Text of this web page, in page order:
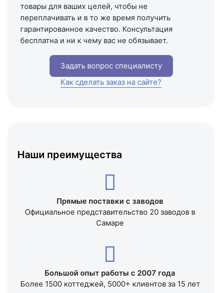
Наши преимущества
Прямые поставки с заводов
Официальное представительство 20 заводов в
Самаре
Большой опыт работы с 2007 года
Более 1500 коттеджей, 5000+ клиентов за 15 лет
товары для ваших целей, чтобы не
переплачивать и в то же время получить
гарантированное качество. Консультация
бесплатна и ни к чему вас не обязывает.
Задать вопрос специалисту
Как сделать заказ на сайте?